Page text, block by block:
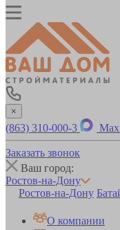
×
(863) 310-000-3 Max
Заказать звонок
Ваш город:
Ростов-на-Дону
Ростов-на-Дону
О компании